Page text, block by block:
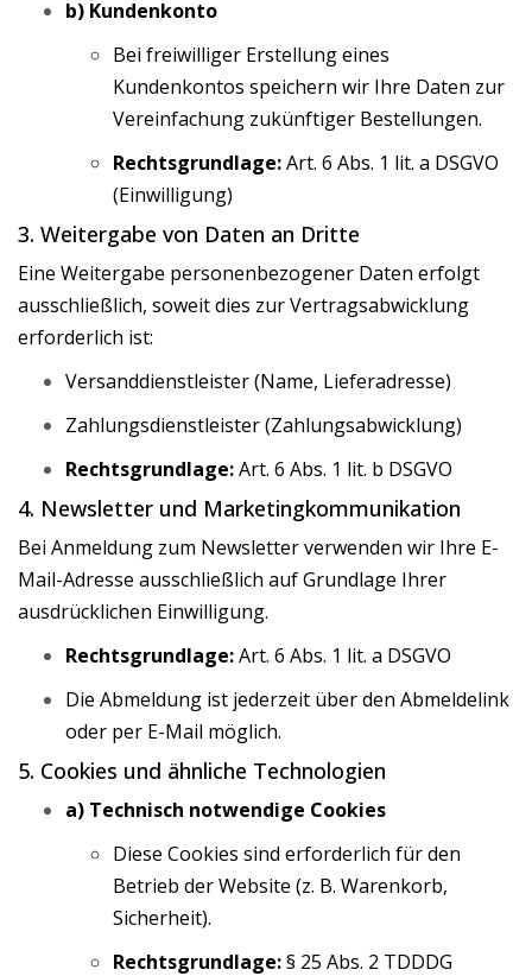
b) Kundenkonto
Bei freiwilliger Erstellung eines
Kundenkontos speichern wir Ihre Daten zur
Vereinfachung zukünftiger Bestellungen.
Rechtsgrundlage:Art. 6 Abs. 1 lit. a DSGVO
(Einwilligung)
3. Weitergabe von Daten an Dritte
Eine Weitergabe personenbezogener Daten erfolgt
ausschließlich, soweit dies zur Vertragsabwicklung
erforderlich ist:
Versanddienstleister (Name, Lieferadresse)
Zahlungsdienstleister (Zahlungsabwicklung)
Rechtsgrundlage:Art. 6 Abs. 1 lit. b DSGVO
4. Newsletter und Marketingkommunikation
Bei Anmeldung zum Newsletter verwenden wir Ihre E-
Mail-Adresse ausschließlich auf Grundlage Ihrer
ausdrücklichen Einwilligung.
Rechtsgrundlage:Art. 6 Abs. 1 lit. a DSGVO
Die Abmeldung ist jederzeit über den Abmeldelink
oder per E-Mail möglich.
5. Cookies und ähnliche Technologien
a) Technisch notwendige Cookies
Diese Cookies sind erforderlich für den
Betrieb der Website (z. B. Warenkorb,
Sicherheit).
Rechtsgrundlage:§ 25 Abs. 2 TDDDG